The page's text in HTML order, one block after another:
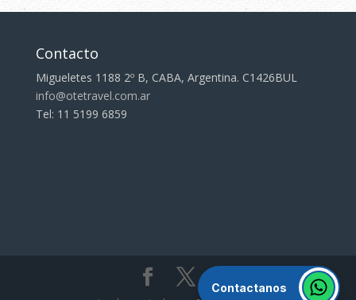
Contacto
Migueletes 1188 2º B, CABA, Argentina. C1426BUL
info@otetravel.com.ar
Tel: 11 5199 6859
Contactanos